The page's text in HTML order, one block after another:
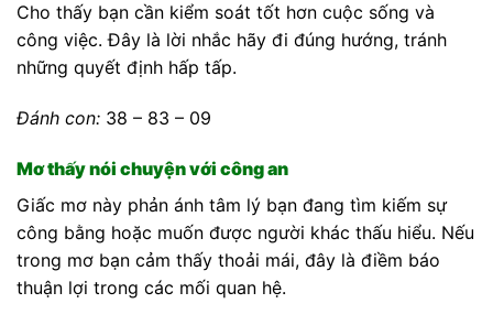
Cho thấy bạn cần kiểm soát tốt hơn cuộc sống và
công việc. Đây là lời nhắc hãy đi đúng hướng, tránh
những quyết định hấp tấp.
Đánh con: 38 – 83 – 09
Mơ thấy nói chuyện với công an
Giấc mơ này phản ánh tâm lý bạn đang tìm kiếm sự
công bằng hoặc muốn được người khác thấu hiểu. Nếu
trong mơ bạn cảm thấy thoải mái, đây là điềm báo
thuận lợi trong các mối quan hệ.